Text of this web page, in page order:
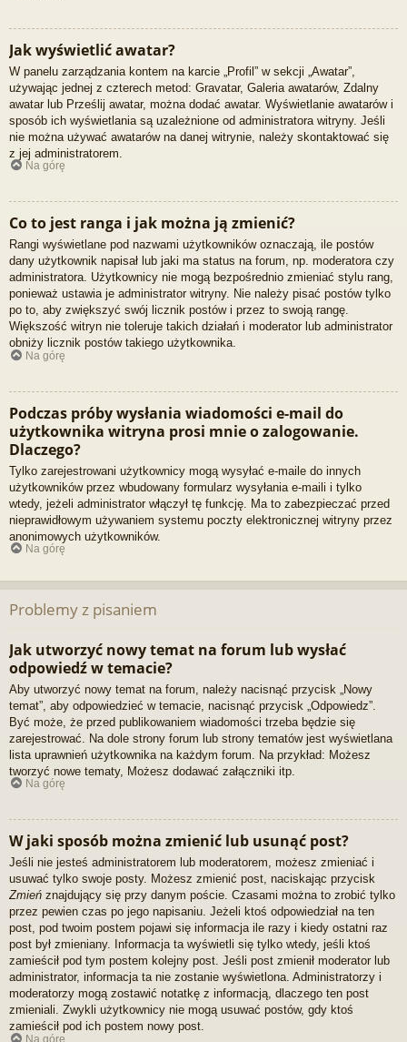
Jak wyświetlić awatar?
W panelu zarządzania kontem na karcie „Profil” w sekcji „Awatar”,
używając jednej z czterech metod: Gravatar, Galeria awatarów, Zdalny
awatar lub Prześlij awatar, można dodać awatar. Wyświetlanie awatarów i
sposób ich wyświetlania są uzależnione od administratora witryny. Jeśli
nie można używać awatarów na danej witrynie, należy skontaktować się
z jej administratorem.
Na górę
Co to jest ranga i jak można ją zmienić?
Rangi wyświetlane pod nazwami użytkowników oznaczają, ile postów
dany użytkownik napisał lub jaki ma status na forum, np. moderatora czy
administratora. Użytkownicy nie mogą bezpośrednio zmieniać stylu rang,
ponieważ ustawia je administrator witryny. Nie należy pisać postów tylko
po to, aby zwiększyć swój licznik postów i przez to swoją rangę.
Większość witryn nie toleruje takich działań i moderator lub administrator
obniży licznik postów takiego użytkownika.
Na górę
Podczas próby wysłania wiadomości e-mail do
użytkownika witryna prosi mnie o zalogowanie.
Dlaczego?
Tylko zarejestrowani użytkownicy mogą wysyłać e-maile do innych
użytkowników przez wbudowany formularz wysyłania e-maili i tylko
wtedy, jeżeli administrator włączył tę funkcję. Ma to zabezpieczać przed
nieprawidłowym używaniem systemu poczty elektronicznej witryny przez
anonimowych użytkowników.
Na górę
Problemy z pisaniem
Jak utworzyć nowy temat na forum lub wysłać
odpowiedź w temacie?
Aby utworzyć nowy temat na forum, należy nacisnąć przycisk „Nowy
temat”, aby odpowiedzieć w temacie, nacisnąć przycisk „Odpowiedz”.
Być może, że przed publikowaniem wiadomości trzeba będzie się
zarejestrować. Na dole strony forum lub strony tematów jest wyświetlana
lista uprawnień użytkownika na każdym forum. Na przykład: Możesz
tworzyć nowe tematy, Możesz dodawać załączniki itp.
Na górę
W jaki sposób można zmienić lub usunąć post?
Jeśli nie jesteś administratorem lub moderatorem, możesz zmieniać i
usuwać tylko swoje posty. Możesz zmienić post, naciskając przycisk
Zmień znajdujący się przy danym poście. Czasami można to zrobić tylko
przez pewien czas po jego napisaniu. Jeżeli ktoś odpowiedział na ten
post, pod twoim postem pojawi się informacja ile razy i kiedy ostatni raz
post był zmieniany. Informacja ta wyświetli się tylko wtedy, jeśli ktoś
zamieścił pod tym postem kolejny post. Jeśli post zmienił moderator lub
administrator, informacja ta nie zostanie wyświetlona. Administratorzy i
moderatorzy mogą zostawić notatkę z informacją, dlaczego ten post
zmieniali. Zwykli użytkownicy nie mogą usuwać postów, gdy ktoś
zamieścił pod ich postem nowy post.
Na górę